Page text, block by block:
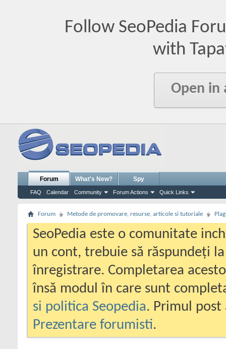
Follow SeoPedia
with
Open in
Forum
FAQ Calendar Community Forum Actions Quick Links
What's New? Spy
Forum Metode de promovare, resurse, articole si tutoriale
SeoPedia este o comunitate
un cont, trebuie să răspundeți
înregistrare. Completarea
însă modul în care sunt
si politica Seopedia. Primul
Prezentare forumisti.